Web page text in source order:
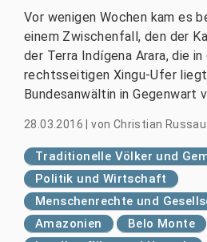
Vor wenigen Wochen kam es
einem Zwischenfall, den der
der Terra Indígena Arara, die
rechtsseitigen Xingu-Ufer
Bundesanwältin in Gegenwart
28.03.2016 |von Christian Russau
Traditionelle Völker und
Politik und Wirtschaft
Menschenrechte und
Amazonien
Belo Monte